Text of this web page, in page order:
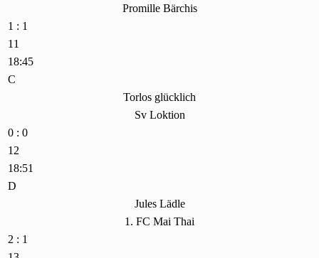
Promille Bärchis
1 : 1
11
18:45
C
Torlos glücklich
Sv Loktion
0 : 0
12
18:51
D
Jules Lädle
1. FC Mai Thai
2 : 1